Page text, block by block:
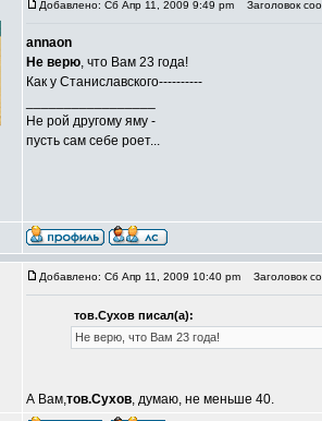
Добавлено: Сб Апр 11, 2009 9:49 pm Заголовок
annaon
Не верю, что Вам 23 года!
Как у Станиславского----------
Не рой другому яму -
пусть сам себе роет...
Добавлено: Сб Апр 11, 2009 10:40 pm Заголовок
тов.Сухов писал(а):
Не верю, что Вам 23 года!
А Вам,тов.Сухов, думаю, не меньше 40.